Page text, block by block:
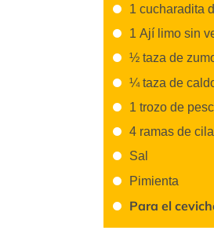
1 cucharadita
1 Ají limo sin
½ taza de
¼ taza de
1 trozo de
4 ramas de
Sal
Pimienta
Para el